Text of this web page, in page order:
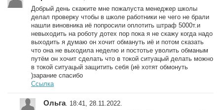
Добрый день скажите мне пожалуста менеджер школы
делал проверку чтобы в школе работники не чего не брали
нашли виновника иё попросили оплотить штраф 5000т.и
невыходить на роботу дотех пор пока я не скажу когда надо
выходить я думаю он хочит обмануть иё и потом сказать
что она не выходила неделю и постотье уволить обманым
путём он хочит сделать что в токой ситуацый делать можно
в токой ситуацый защитить себя (иё хотят обмонуть
)зарание спасибо
Ссылка
Ольга. 18:41, 28.11.2022.